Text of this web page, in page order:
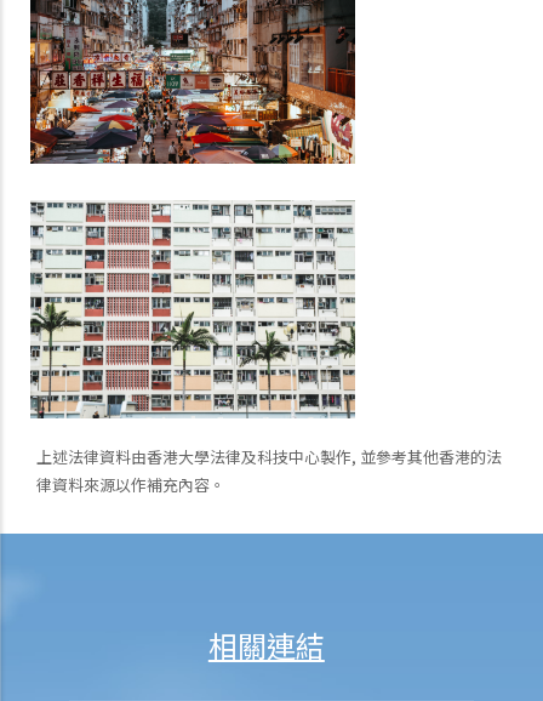
上述法律資料由香港大學法律及科技中心製作, 並參考其他香港的法
律資料來源以作補充內容。
相關連結